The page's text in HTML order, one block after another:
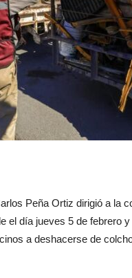
Peña Ortiz dirigió a la
el día jueves 5 de febrero
a deshacerse de